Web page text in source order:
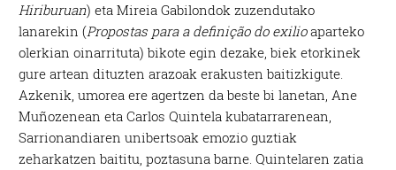
Hiriburuan) eta Mireia Gabilondok zuzendutako
lanarekin (Propostas para a definição do exilioaparteko
olerkian oinarrituta) bikote egin dezake, biek etorkinek
gure artean dituzten arazoak erakusten baitizkigute.
Azkenik, umorea ere agertzen da beste bi lanetan, Ane
Muñozenean eta Carlos Quintela kubatarrarenean,
Sarrionandiaren unibertsoak emozio guztiak
zeharkatzen baititu, poztasuna barne. Quintelaren zatia